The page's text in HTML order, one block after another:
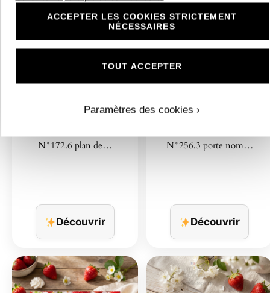
N°172.6 plan de…
Découvrir
N°256.3 porte nom…
Découvrir
ACCEPTER LES COOKIES STRICTEMENT
NÉCESSAIRES
Paramètres des cookies ›
TOUT ACCEPTER